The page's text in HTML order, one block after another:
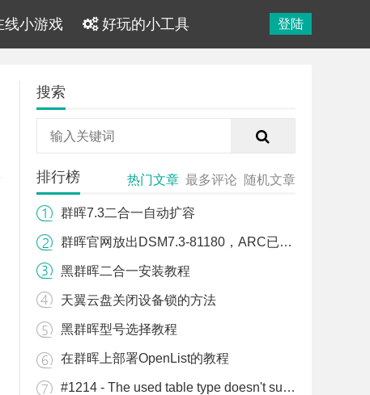
小游戏 好玩的小工具 登陆
搜索
排行榜 热门文章 最多评论 随机文章
群晖7.3二合一自动扩容
群晖官网放出DSM7.3-81180，ARC已可以引导
黑群晖二合一安装教程
天翼云盘关闭设备锁的方法
黑群晖型号选择教程
在群晖上部署OpenList的教程
#1214 - The used table type doesn't support FULLTEXT indexes解决办法